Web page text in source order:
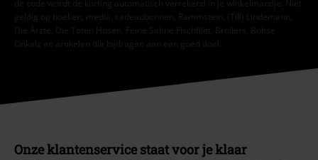
de code wordt de korting automatisch verrekend in je winkelmandje. Niet
geldig op boeken, media, cadeaubonnen, Rammstein, (Till) Lindemann,
Die Ärzte, Die Toten Hosen, Feine Sahne Fischfilet, Broilers, Böhse
Onkelz en artikelen die bijdragen aan een goed doel.
Onze klantenservice staat voor je klaar